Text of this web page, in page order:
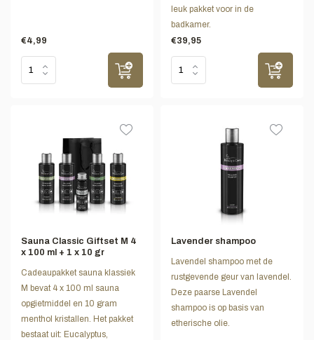
€4,99
leuk pakket voor in de
badkamer.
€39,95
Sauna Classic Giftset M 4
x 100 ml + 1 x 10 gr
Cadeaupakket sauna klassiek
M bevat 4 x 100 ml sauna
opgietmiddel en 10 gram
menthol kristallen. Het pakket
bestaat uit: Eucalyptus,
Lavender shampoo
Lavendel shampoo met de
rustgevende geur van lavendel.
Deze paarse Lavendel
shampoo is op basis van
etherische olie.